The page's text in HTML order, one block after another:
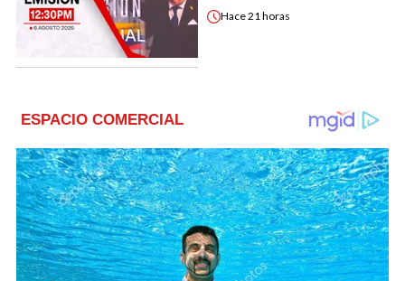
Hace21 horas